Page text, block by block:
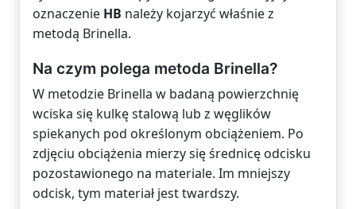
oznaczenie HB należy kojarzyć właśnie z
metodą Brinella.
Na czym polega metoda Brinella?
W metodzie Brinella w badaną powierzchnię
wciska się kulkę stalową lub z węglików
spiekanych pod określonym obciążeniem. Po
zdjęciu obciążenia mierzy się średnicę odcisku
pozostawionego na materiale. Im mniejszy
odcisk, tym materiał jest twardszy.